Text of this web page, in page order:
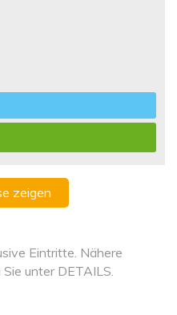
zeigen
Eintritte. Nähere
unter DETAILS.